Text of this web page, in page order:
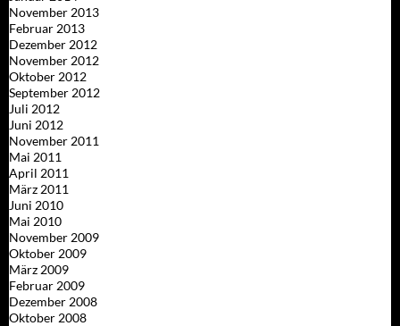
November 2013
Februar 2013
Dezember 2012
November 2012
Oktober 2012
September 2012
Juli 2012
Juni 2012
November 2011
Mai 2011
April 2011
März 2011
Juni 2010
Mai 2010
November 2009
Oktober 2009
März 2009
Februar 2009
Dezember 2008
Oktober 2008